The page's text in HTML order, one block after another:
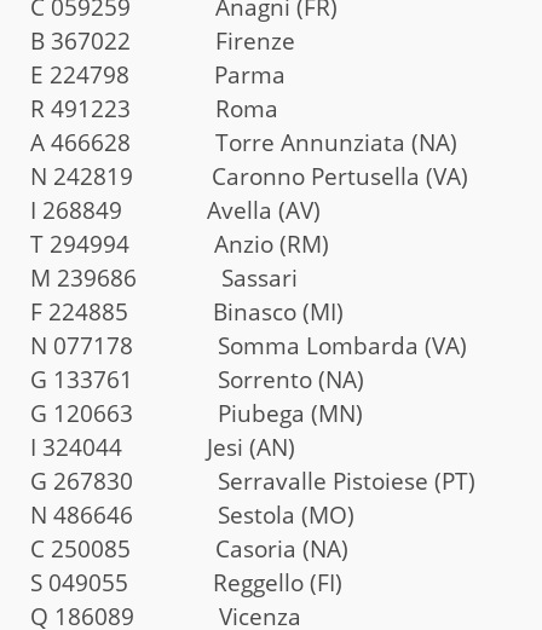
C 059259 Anagni (FR)
B 367022 Firenze
E 224798 Parma
R 491223 Roma
A 466628 Torre Annunziata (NA)
N 242819 Caronno Pertusella (VA)
I 268849 Avella (AV)
T 294994 Anzio (RM)
M 239686 Sassari
F 224885 Binasco (MI)
N 077178 Somma Lombarda (VA)
G 133761 Sorrento (NA)
G 120663 Piubega (MN)
I 324044 Jesi (AN)
G 267830 Serravalle Pistoiese (PT)
N 486646 Sestola (MO)
C 250085 Casoria (NA)
S 049055 Reggello (FI)
Q 186089 Vicenza